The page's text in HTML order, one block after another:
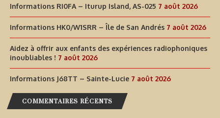
Informations RI0FA – Iturup Island, AS-025 7 août 2026
Informations HK0/W1SRR – Île de San Andrés 7 août 2026
Aidez à offrir aux enfants des expériences radiophoniques
inoubliables ! 7 août 2026
Informations J68TT – Sainte-Lucie 7 août 2026
COMMENTAIRES RÉCENTS